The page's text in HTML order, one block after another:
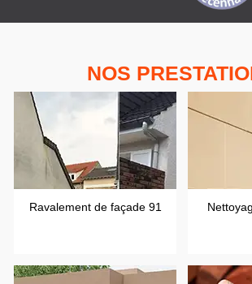
NOS
Ravalement de façade 91